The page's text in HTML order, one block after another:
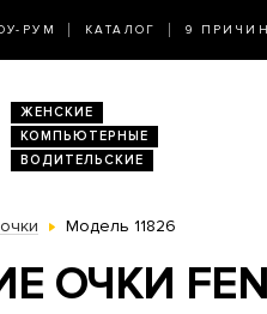
РУМ КАТАЛОГ 9
ЖЕНСКИЕ
КОМПЬЮТЕРНЫЕ
ВОДИТЕЛЬСКИЕ
Модель 11826
ОЧКИ